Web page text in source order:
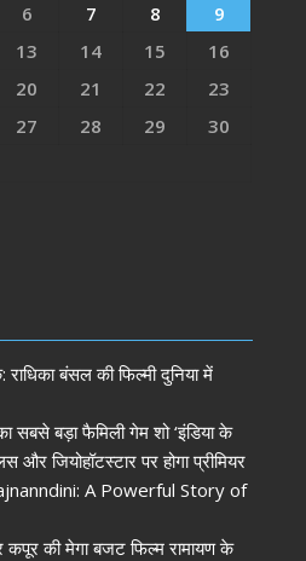
6 7 8
9
13 14 15
16
20 21 22
23
27 28 29
30
बंसल की फिल्मी दुनिया में
सबसे बड़ा फैमिली गेम शो ‘इंडिया के
और जियोहॉटस्टार पर होगा प्रीमियर
A Powerful Story of
कपूर की मेगा बजट फिल्म रामायण के